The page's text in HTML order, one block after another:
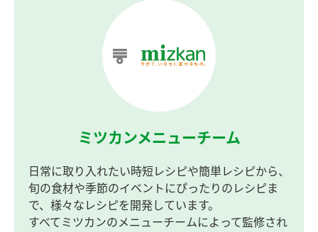
ミツカンメニューチーム
日常に取り入れたい時短レシピや簡単レシピから、
旬の食材や季節のイベントにぴったりのレシピま
で、様々なレシピを開発しています。
すべてミツカンのメニューチームによって監修され